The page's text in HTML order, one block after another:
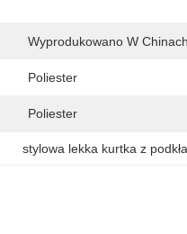
Wyprodukowano W Chinach
Poliester
Poliester
stylowa lekka kurtka z